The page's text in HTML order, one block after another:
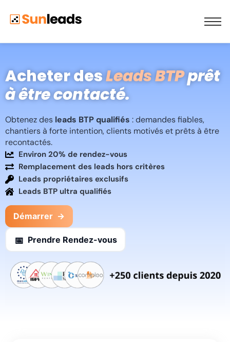
Acheter desLeads BTPprêt
à être contacté.
Obtenez des leads BTP qualifiés : demandes fiables,
chantiers à forte intention, clients motivés et prêts à être
recontactés.
Environ 20% de rendez-vous
Remplacement des leads hors critères
Leads propriétaires exclusifs
Leads BTP ultra qualifiés
Démarrer →
📅 Prendre Rendez-vous